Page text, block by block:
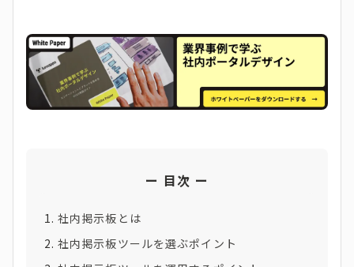
目次
社内掲示板とは
社内掲示板ツールを選ぶポイント